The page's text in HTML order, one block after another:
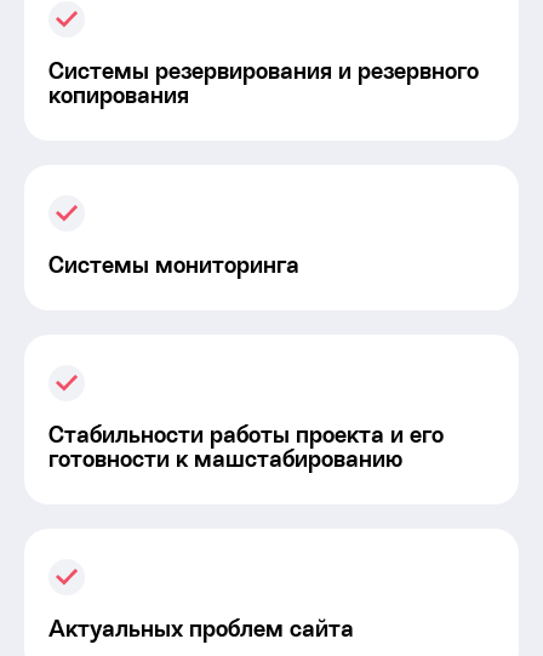
Системы резервирования и резервного
копирования
Системы мониторинга
Стабильности работы проекта и его
готовности к машстабированию
Актуальных проблем сайта